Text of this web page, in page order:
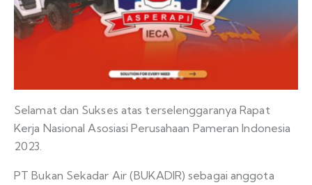
Selamat dan Sukses atas terselenggaranya Rapat
Kerja Nasional Asosiasi Perusahaan Pameran Indonesia
2023.
PT Bukan Sekadar Air (BUKADIR) sebagai anggota